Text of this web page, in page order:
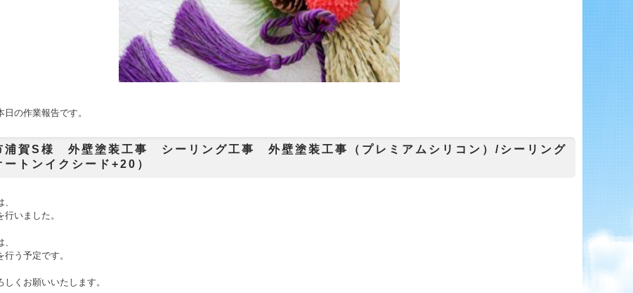
日の作業報告です。
浦賀S様 外壁塗装工事 シーリング工事 外壁塗装工事（プレミアムシリコン）/シーリング
ートンイクシード+20）
いました。
行う予定です。
しくお願いいたします。